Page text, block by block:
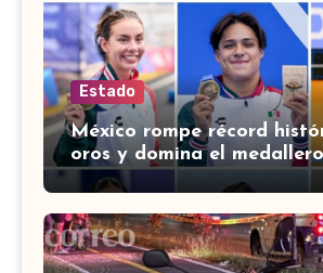
Estado
México rompe récord
oros y domina el
Domingo 2026